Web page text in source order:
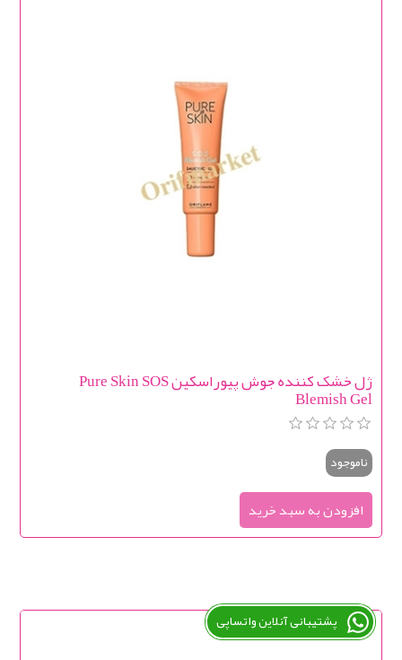
ژل خشک کننده جوش پیوراسکین Pure Skin SOS
Blemish Gel
ناموجود
پشتیبانی آنلاین واتساپی